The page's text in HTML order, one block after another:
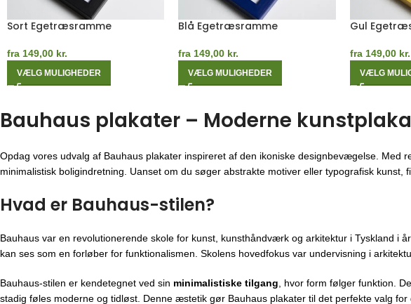
Hvid Egetræsramme
fra 149,00 kr.
VÆLG MULIGHEDER
Mørk Egetræsramme
fra149,00 kr.
VÆLG MULIGHEDER
fra 149,00 kr.
VÆLG
Bauhaus plakater – Moderne
Opdag vores udvalg af Bauhaus plakater inspireret af den ikoniske designbevægelse.
minimalistisk boligindretning. Uanset om du søger abstrakte motiver eller typografisk
Hvad er Bauhaus-stilen?
Bauhaus var en revolutionerende skole for kunst, kunsthåndværk og arkitektur i Tyskland
kan ses som en forløber for funktionalismen. Skolens hovedfokus var undervisning i
Bauhaus-stilen er kendetegnet ved sin minimalistiske tilgang, hvor form følger funktion.
stadig føles moderne og tidløst. Denne æstetik gør Bauhaus plakater til det perfekte valg